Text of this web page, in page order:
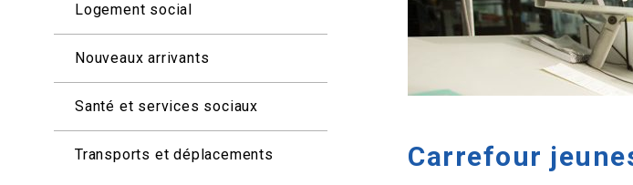
Logement social
Nouveaux arrivants
Santé et services sociaux
Transports et déplacements Carrefour